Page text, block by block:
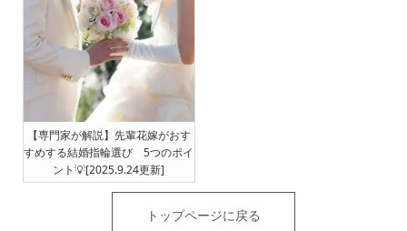
【専門家が解説】先輩花嫁がおす
すめする結婚指輪選び 5つのポイ
ント💡[2025.9.24更新]
トップページに戻る